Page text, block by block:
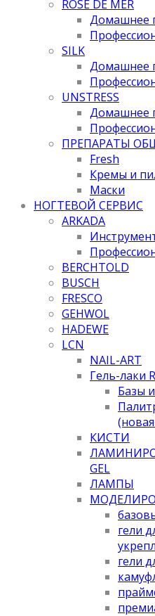
ROSE DE MER
Домашнее
SILK
Домашнее
UNSTRESS
Домашнее
ПРЕПАРАТЫ
Fresh
Кремы и
Маски
НОГТЕВОЙ СЕРВИС
ARKADA
BERCHTOLD
BUSCH
FRESCO
GEHWOL
HADEWE
LCN
NAIL-ART
Гель-лаки
Базы
КИСТИ
GEL
ЛАМПЫ
гели
гели